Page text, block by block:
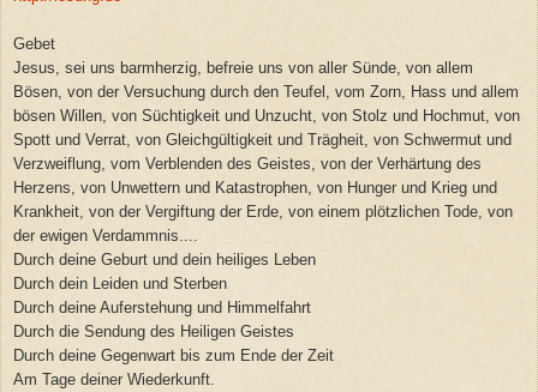
Gebet
Jesus, sei uns barmherzig, befreie uns von aller Sünde, von allem
Bösen, von der Versuchung durch den Teufel, vom Zorn, Hass und allem
bösen Willen, von Süchtigkeit und Unzucht, von Stolz und Hochmut, von
Spott und Verrat, von Gleichgültigkeit und Trägheit, von Schwermut und
Verzweiflung, vom Verblenden des Geistes, von der Verhärtung des
Herzens, von Unwettern und Katastrophen, von Hunger und Krieg und
Krankheit, von der Vergiftung der Erde, von einem plötzlichen Tode, von
der ewigen Verdammnis....
Durch deine Geburt und dein heiliges Leben
Durch dein Leiden und Sterben
Durch deine Auferstehung und Himmelfahrt
Durch die Sendung des Heiligen Geistes
Durch deine Gegenwart bis zum Ende der Zeit
Am Tage deiner Wiederkunft.